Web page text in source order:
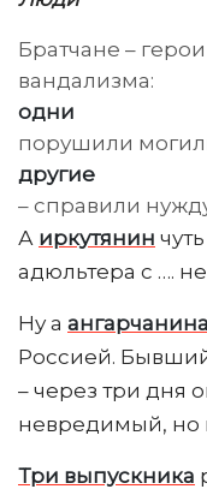
Братчане –
вандализма:
одни
порушили
другие
– справили
А иркутянин
адюльтера с ….
Ну а ангарчанина
Россией.
– через три дня
невредимый, но
Три выпускника